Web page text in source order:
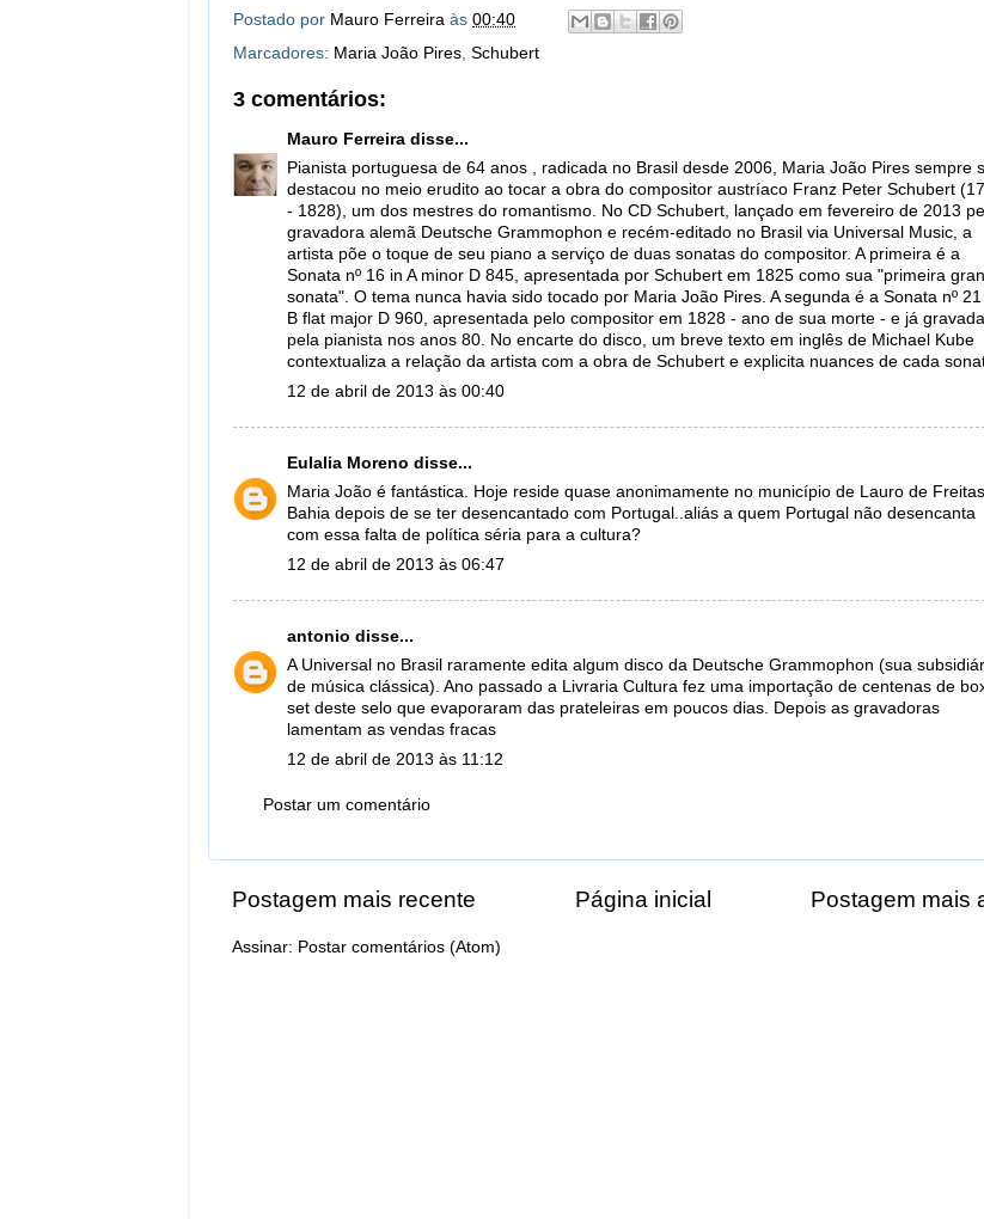
Postado por Mauro Ferreira às 00:40
Marcadores: Maria João Pires, Schubert
3 comentários:
Mauro Ferreira disse...
Pianista portuguesa de 64 anos , radicada no Brasil desde 2006, Maria João Pires sempre
destacou no meio erudito ao tocar a obra do compositor austríaco Franz Peter Schubert
- 1828), um dos mestres do romantismo. No CD Schubert, lançado em fevereiro de 2013
gravadora alemã Deutsche Grammophon e recém-editado no Brasil via Universal Music, a
artista põe o toque de seu piano a serviço de duas sonatas do compositor. A primeira é a
Sonata nº 16 in A minor D 845, apresentada por Schubert em 1825 como sua "primeira
sonata". O tema nunca havia sido tocado por Maria João Pires. A segunda é a Sonata nº 21
B flat major D 960, apresentada pelo compositor em 1828 - ano de sua morte - e já gravada
pela pianista nos anos 80. No encarte do disco, um breve texto em inglês de Michael Kube
contextualiza a relação da artista com a obra de Schubert e explicita nuances de cada
12 de abril de 2013 às 00:40
Eulalia Moreno disse...
Maria João é fantástica. Hoje reside quase anonimamente no município de Lauro de
Bahia depois de se ter desencantado com Portugal..aliás a quem Portugal não desencanta
com essa falta de política séria para a cultura?
12 de abril de 2013 às 06:47
antonio disse...
A Universal no Brasil raramente edita algum disco da Deutsche Grammophon (sua
de música clássica). Ano passado a Livraria Cultura fez uma importação de centenas de
set deste selo que evaporaram das prateleiras em poucos dias. Depois as gravadoras
lamentam as vendas fracas
12 de abril de 2013 às 11:12
Postar um comentário
Postagem mais recente Postagem mais
Página inicial
Assinar: Postar comentários (Atom)